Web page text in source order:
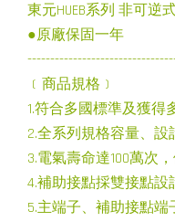
東元HUEB系列 非可逆
●原廠保固一年
﹝商品規格﹞
1.符合多國標準及獲得多
2.全系列規格容量、設
3.電氣壽命達100萬次
4.補助接點採雙接點設
5.主端子、補助接點